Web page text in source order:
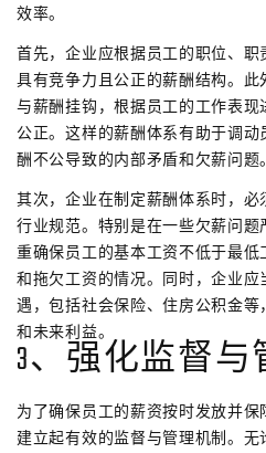
效率。
首先，企业应根据员工的职位、
具有竞争力且公正的薪酬结构。
与薪酬挂钩，根据员工的工作表现
公正。这样的薪酬体系有助于调
酬不公导致的内部矛盾和欠薪问题。
其次，企业在制定薪酬体系时，
行业规范。特别是在一些欠薪问
重确保员工的基本工资不低于最
和拖欠工资的情况。同时，企业
遇，包括社会保险、住房公积金
和未来利益。
3、强化监督与
为了确保员工的薪资按时发放并
建立起有效的监督与管理机制。